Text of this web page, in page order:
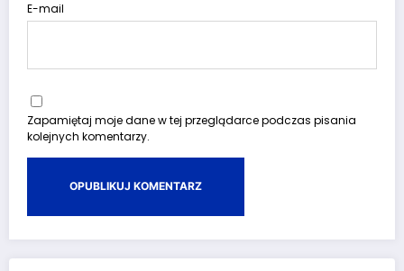
E-mail
Zapamiętaj moje dane w tej przeglądarce podczas pisania
kolejnych komentarzy.